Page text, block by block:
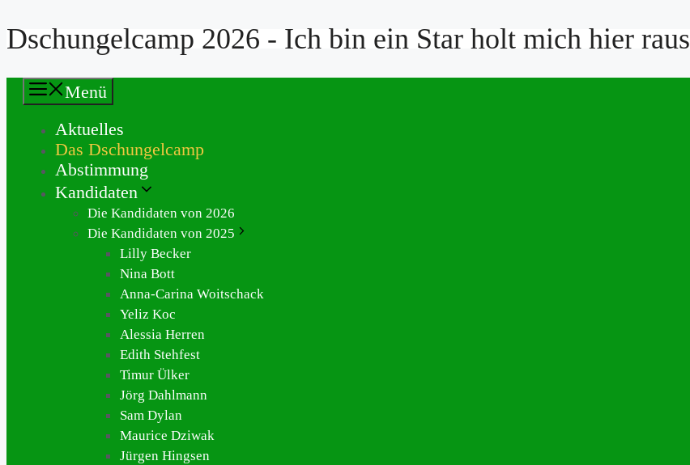
Zum
springen
Dschungelcamp 2026 - Ich bin ein Star holt mich hier raus
Menü
Aktuelles
Das Dschungelcamp
Abstimmung
Kandidaten
Die Kandidaten von 2026
Die Kandidaten von 2025
Lilly Becker
Nina Bott
Anna-Carina Woitschack
Yeliz Koc
Alessia Herren
Edith Stehfest
Timur Ülker
Jörg Dahlmann
Sam Dylan
Maurice Dziwak
Jürgen Hingsen